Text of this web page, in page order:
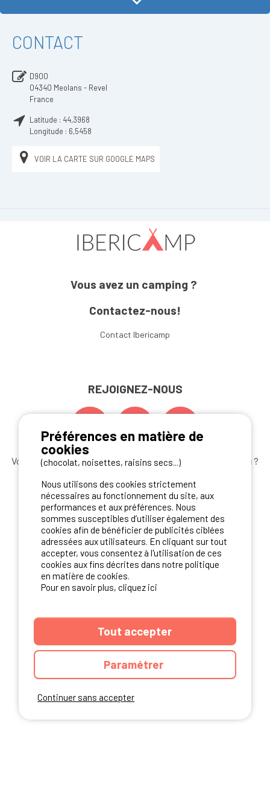
CONTACT
D900
04340 Meolans - Revel
France
Latitude : 44,3968
Longitude : 6,5458
VOIR LA CARTE SUR GOOGLE MAPS
Vous avez un camping ?
Contactez-nous!
Contact Ibericamp
REJOIGNEZ-NOUS
Vous souhaitez bénéficier desmeilleures offres camping ?
S'ABONNER
NOS PARTENAIRES
Continuer sans accepter
Préférences en matière de
cookies
(chocolat, noisettes, raisins secs...)
Nous utilisons des cookies strictement
nécessaires au fonctionnement du site, aux
performances et aux préférences. Nous
sommes susceptibles d’utiliser également des
cookies afin de bénéficier de publicités ciblées
adressées aux utilisateurs. En cliquant sur tout
accepter, vous consentez à l'utilisation de ces
cookies aux fins décrites dans notre politique
en matière de cookies.
Pour en savoir plus, cliquez ici
Tout accepter
Paramétrer